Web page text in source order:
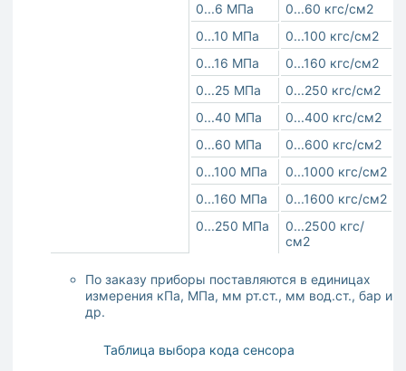
0...6 МПа
0...60 кгс/см2
0...10 МПа
0...100 кгс/см2
0...16 МПа
0...160 кгс/см2
0...25 МПа
0...250 кгс/см2
0...40 МПа
0...400 кгс/см2
0...60 МПа
0...600 кгс/см2
0...100 МПа
0...1000 кгс/см2
0...160 МПа
0...1600 кгс/см2
0...250 МПа
0...2500 кгс/
см2
По заказу приборы поставляются в единицах
измерения кПа, МПа, мм рт.ст., мм вод.ст., бар и
др.
Таблица выбора кода сенсора